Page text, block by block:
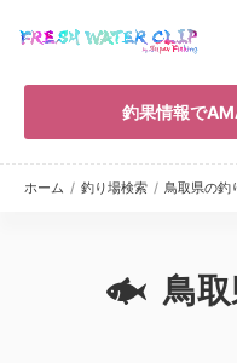
釣果情報で
ホーム / 釣り場検索 / 鳥取県の釣
鳥